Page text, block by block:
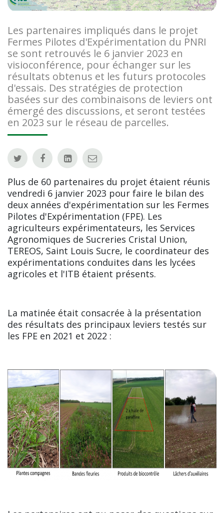
Les partenaires impliqués dans le projet
Fermes Pilotes d'Expérimentation du PNRI
se sont retrouvés le 6 janvier 2023 en
visioconférence, pour échanger sur les
résultats obtenus et les futurs protocoles
d'essais. Des stratégies de protection
basées sur des combinaisons de leviers ont
émergé des discussions, et seront testées
en 2023 sur le réseau de parcelles.
Plus de 60 partenaires du projet étaient réunis
vendredi 6 janvier 2023 pour faire le bilan des
deux années d'expérimentation sur les Fermes
Pilotes d'Expérimentation (FPE). Les
agriculteurs expérimentateurs, les Services
Agronomiques de Sucreries Cristal Union,
TEREOS, Saint Louis Sucre, le coordinateur des
expérimentations conduites dans les lycées
agricoles et l'ITB étaient présents.
La matinée était consacrée à la présentation
des résultats des principaux leviers testés sur
les FPE en 2021 et 2022 :